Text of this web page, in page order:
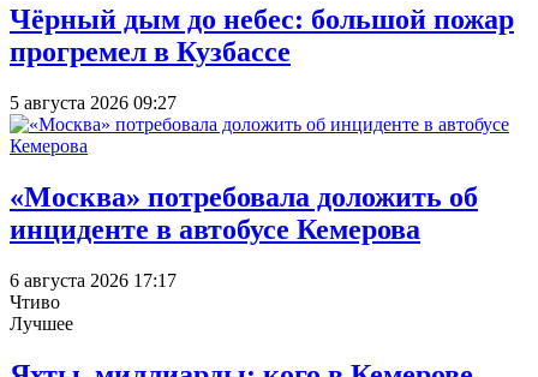
Чёрный дым до небес: большой пожар
прогремел в Кузбассе
5 августа 2026 09:27
«Москва» потребовала доложить об
инциденте в автобусе Кемерова
6 августа 2026 17:17
Чтиво
Лучшее